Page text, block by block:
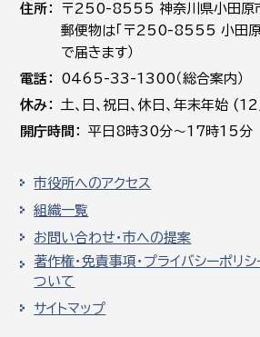
住所
〒250-8555 神奈川県小田原
郵便物は「〒250-8555 小田原
で届きます）
電話
0465-33-1300（総合案内）
休み
土､日､祝日、休日、年末年始
開庁時間
平日8時30分～17時15分
市役所へのアクセス
組織一覧
お問い合わせ・市への提案
著作権・免責事項・プライバシーポリシ
ついて
サイトマップ